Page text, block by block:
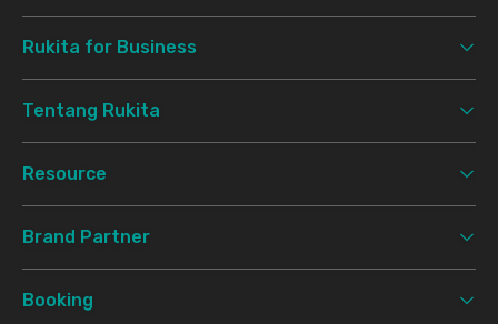
Rukita for Business
Tentang Rukita
Resource
Brand Partner
Booking